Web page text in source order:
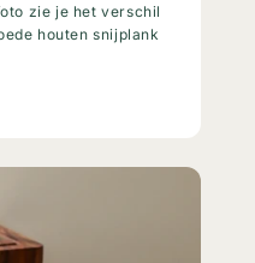
zie je het verschil
houten snijplank